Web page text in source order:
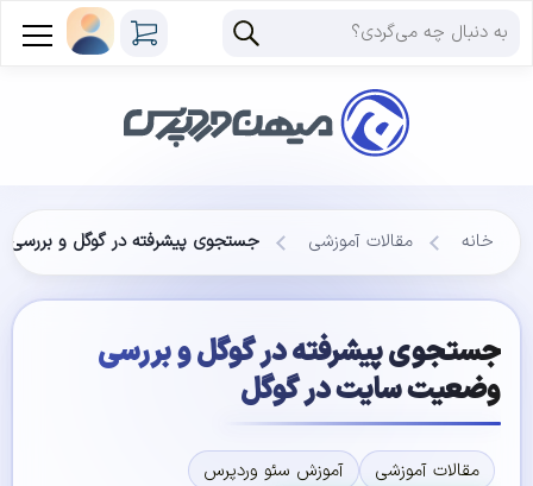
خانه مقالات آموزشی جستجوی پیشرفته در گوگل و
جستجوی پیشرفته در گوگل و بررسی
وضعیت سایت در گوگل
مقالات آموزشی
آموزش سئو وردپرس